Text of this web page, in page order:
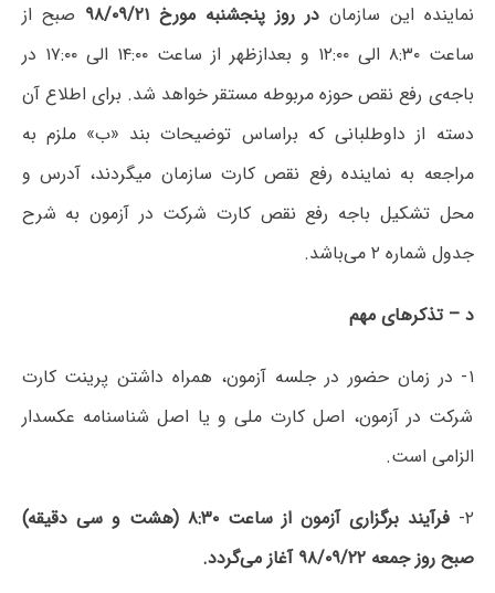
نماینده این سازمان در روز پنجشنبه مورخ ۹۸/۰۹/۲۱
صبح از
ساعت ۸:۳۰ الی ۱۲:۰۰ و بعدازظهر از ساعت ۱۴:۰۰ الی ۱۷:۰۰ در
باجه‌ی رفع نقص حوزه مربوطه مستقر خواهد شد. برای اطلاع آن
دسته از داوطلبانی که براساس توضیحات بند «ب» ملزم به
مراجعه به نماینده رفع نقص کارت سازمان می­گردند، آدرس و
محل تشکیل باجه رفع نقص کارت شرکت در ‌آزمون به شرح
جدول شماره ۲ می‌باشد.
د‍ – تذکرهای‌ مهم‌
۱- در زمان حضور در جلسه آزمون، همراه داشتن پرینت کارت
شرکت در آزمون‌، اصل کارت ملی و یا اصل شناسنامه عکسدار
الزامی است.
۲-
فرآیند برگزاری آزمون از ساعت‌ ۸:۳۰ (هشت و سی دقیقه‌)
صبح روز جمعه ۹۸/۰۹/۲۲ آغاز می‌گردد.